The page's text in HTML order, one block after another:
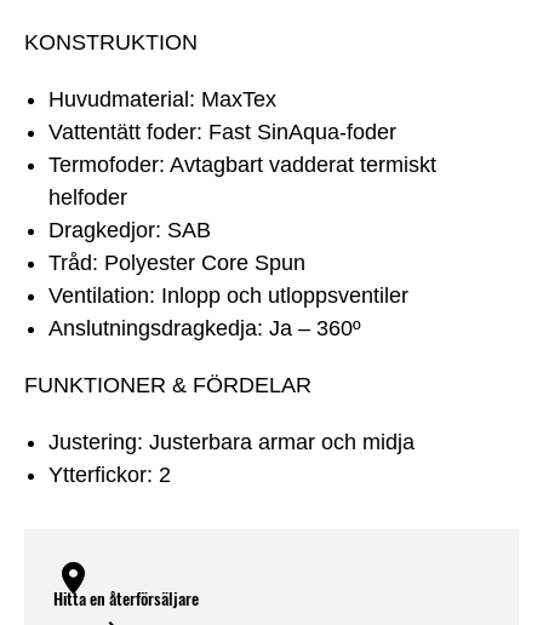
KONSTRUKTION
Huvudmaterial: MaxTex
Vattentätt foder: Fast SinAqua-foder
Termofoder: Avtagbart vadderat termiskt
helfoder
Dragkedjor: SAB
Tråd: Polyester Core Spun
Ventilation: Inlopp och utloppsventiler
Anslutningsdragkedja: Ja – 360º
FUNKTIONER & FÖRDELAR
Justering: Justerbara armar och midja
Ytterfickor: 2
Hitta en återförsäljare